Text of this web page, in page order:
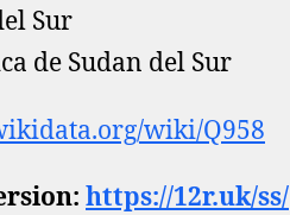
Sur
de Sudan del Sur
wiki/Q958
https://12r.uk/ss/